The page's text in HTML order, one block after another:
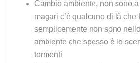
Cambio ambiente, non sono
magari c’è qualcuno di là che
semplicemente non sono
ambiente che spesso è lo
tormenti